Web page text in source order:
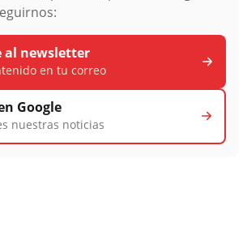
al newsletter
en tu correo
Google
nuestras noticias